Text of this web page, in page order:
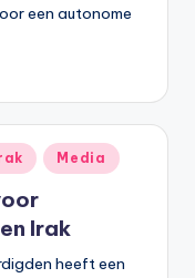
een autonome
Media
Irak
heeft een